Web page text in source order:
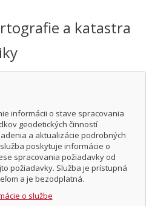
a katastra
informácii o stave spracovania
geodetických činností
a aktualizácie podrobných
poskytuje informácie o
spracovania požiadavky od
požiadavky. Služba je prístupná
a je bezodplatná.
o službe